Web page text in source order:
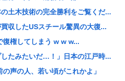
、全身麻痺へ…「死んだほうが...
」と言われたお父さん、グレる
って腫瘍の無い部位を摘出 脳...
とは内緒だべ」極秘で熊本でボ...
し、福田正博「使わないんだっ...
土木技術の完全勝利をご覧くだ...
収したUSスチール驚異の大復...
復権してしまう w w w...
たみたいだ…！」日本の江戸時...
声の人、若い頃がこれかよ」